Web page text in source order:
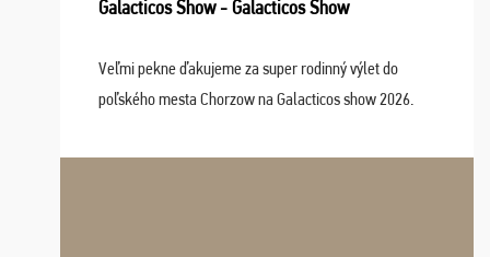
Galacticos Show - Galacticos Show
Veľmi pekne ďakujeme za super rodinný výlet do
poľského mesta Chorzow na Galacticos show 2026.
Navštívili sme aj zábavný park Legendia, previe ...